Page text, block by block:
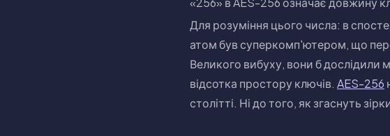
Для розуміння цього числа: в
атом був суперкомп'ютером, що
Великого вибуху, вони б дослідили
відсотка простору ключів. AES-256
столітті. Ні до того, як згаснуть